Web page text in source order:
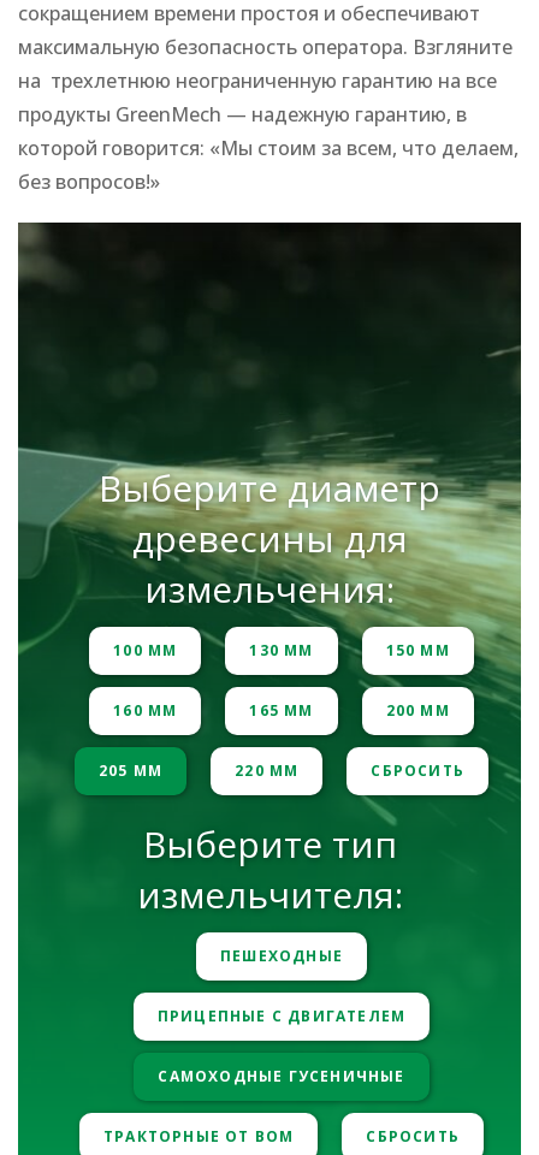
сокращением времени простоя и обеспечивают
максимальную безопасность оператора. Взгляните
на трехлетнюю неограниченную гарантию на все
продукты GreenMech — надежную гарантию, в
которой говорится: «Мы стоим за всем, что делаем,
без вопросов!»
Выберите диаметр
древесины для
измельчения:
100 ММ 130 ММ 150 ММ
160 ММ 165 ММ 200 ММ
205 ММ 220 ММ СБРОСИТЬ
Выберите тип
измельчителя:
ПЕШЕХОДНЫЕ
ПРИЦЕПНЫЕ С ДВИГАТЕЛЕМ
САМОХОДНЫЕ ГУСЕНИЧНЫЕ
ТРАКТОРНЫЕ ОТ ВОМ СБРОСИТЬ